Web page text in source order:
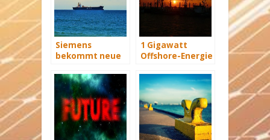
Siemens
bekommt neue
Schiffe
1 Gigawatt
Offshore-Energie